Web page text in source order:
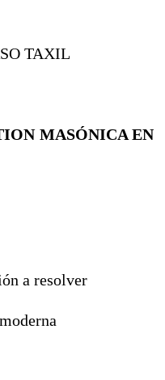
TAXIL
MASÓNICA EN
a resolver